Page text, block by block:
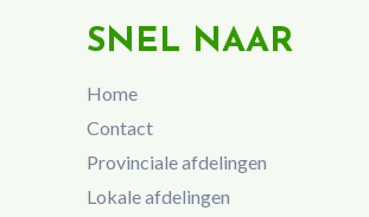
SNEL NAAR
Home
Contact
Provinciale afdelingen
Lokale afdelingen